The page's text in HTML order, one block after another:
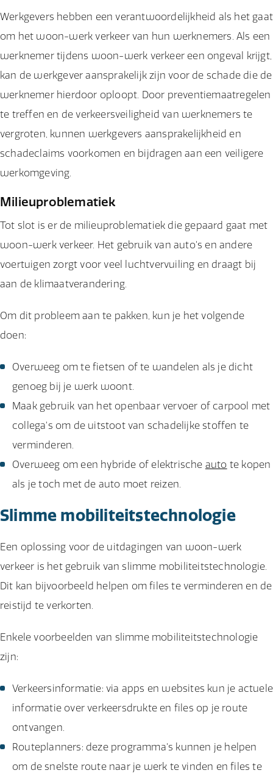
Werkgevers hebben een verantwoordelijkheid als het gaat
om het woon-werk verkeer van hun werknemers. Als een
werknemer tijdens woon-werk verkeer een ongeval krijgt,
kan de werkgever aansprakelijk zijn voor de schade die de
werknemer hierdoor oploopt. Door preventiemaatregelen
te treffen en de verkeersveiligheid van werknemers te
vergroten, kunnen werkgevers aansprakelijkheid en
schadeclaims voorkomen en bijdragen aan een veiligere
werkomgeving.
Milieuproblematiek
Tot slot is er de milieuproblematiek die gepaard gaat met
woon-werk verkeer. Het gebruik van auto's en andere
voertuigen zorgt voor veel luchtvervuiling en draagt bij
aan de klimaatverandering.
Om dit probleem aan te pakken, kun je het volgende
doen:
Overweeg om te fietsen of te wandelen als je dicht
genoeg bij je werk woont.
Maak gebruik van het openbaar vervoer of carpool met
collega's om de uitstoot van schadelijke stoffen te
verminderen.
Overweeg om een hybride of elektrische auto te kopen
als je toch met de auto moet reizen.
Slimme mobiliteitstechnologie
Een oplossing voor de uitdagingen van woon-werk
verkeer is het gebruik van slimme mobiliteitstechnologie.
Dit kan bijvoorbeeld helpen om files te verminderen en de
reistijd te verkorten.
Enkele voorbeelden van slimme mobiliteitstechnologie
zijn:
Verkeersinformatie: via apps en websites kun je actuele
informatie over verkeersdrukte en files op je route
ontvangen.
Routeplanners: deze programma's kunnen je helpen
om de snelste route naar je werk te vinden en files te